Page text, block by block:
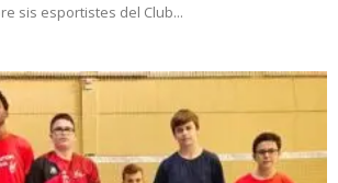
sis esportistes del Club...